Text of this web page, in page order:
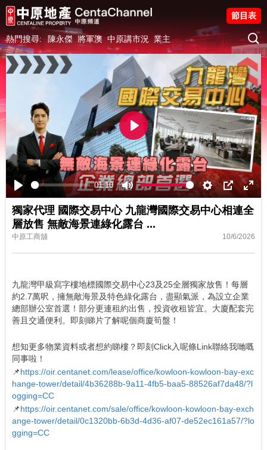
熱門搜尋: 陳永傑 將軍澳 中原講市況 業主
節目表
Play
01:10
Mute Settings
PIP
Play
獨家代理 國際交易中心 九龍灣國際交易中心相連全
層放售 無敵海景連綠化露台 ...
中原工商舖 10/6/2026
九龍灣甲級寫字樓地標國際交易中心23及25全層獨家放售！每層
約2.7萬呎，擁無敵海景及特色綠化露台，盡顯氣派，為設立企業
總部辦公室首選！部分更連租約出售，投資收租皆宜。大廈配套完
善且交通便利。即刻睇片了解呢個商廈筍盤！
想知更多物業資料或者想約睇樓？即刻Click入呢條Link聯絡我哋嘅
同事啦！
📌https://oir.centanet.com/lease/office/kowloon-kowloon-bay-exc
hange-tower/detail/4b36288b-9a11-4fb5-baa5-88526af7da48/?l
ogging=CC
📌https://oir.centanet.com/sale/office/kowloon-kowloon-bay-exch
ange-tower/detail/0c1320bb-6b3d-4d36-af07-de52ec161a57/?lo
gging=CC